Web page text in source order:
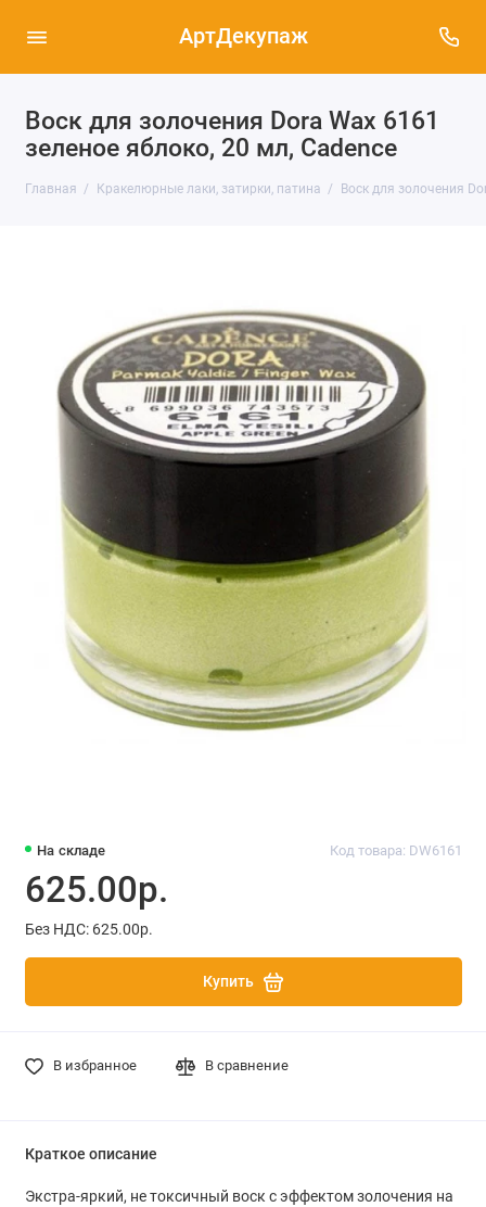
АртДекупаж
Воск для золочения Dora Wax 6161
зеленое яблоко, 20 мл, Cadence
Главная Кракелюрные лаки, затирки, патина Воск для золочения
На складе Код товара: DW6161
625.00р.
Без НДС: 625.00р.
Купить
В избранное В сравнение
Краткое описание
Экстра-яркий, не токсичный воск с эффектом золочения на